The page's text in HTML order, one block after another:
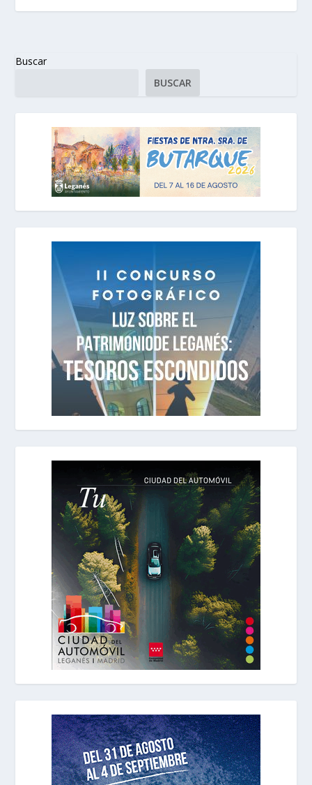
Buscar
BUSCAR